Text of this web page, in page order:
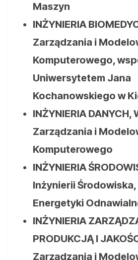
Maszyn
INŻYNIERIA
Zarządzania i
Komputerowego,
Uniwersytetem Jana
Kochanowskiego w
INŻYNIERIA DANYCH,
Zarządzania i
Komputerowego
INŻYNIERIA
Inżynierii
Energetyki
INŻYNIERIA
PRODUKCJĄ I
Zarządzania i